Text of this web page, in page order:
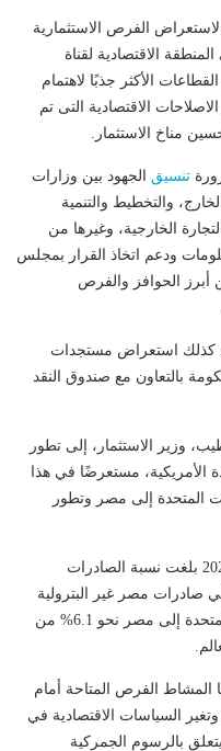
الفرص الاستثمارية
الاقتصادية لقناة
الأكثر جذبًا لاهتمام
الاقتصادية التى تم
مناخ الاستثمار.
تنسيق الجهود بين وزارات
والتخطيط والتنمية
الخارجية، وغيرها من
ودعم اتخاذ القرار بمجلس
أبرز الحوافز والفرص
كذلك استعراض مستجدات
بالتعاون مع صندوق النقد
وزير الاستثمار، إلى تطور
الأمريكية، مستعرضًا في هذا
المتحدة إلى مصر وتطور
كما أوضح وزير الاستثمار أنه خلال عام 2024 بلغت نسبة الصادرات
5.5%، من إجمالي صادرات مصر غير البترولية
إلى العالم، فيما تمثل صادرات الولايات المتحدة إلى مصر نحو 6.1% من
المشاط الفرص المتاحة أمام
السياسات الاقتصادية في
بالرسوم الجمركية